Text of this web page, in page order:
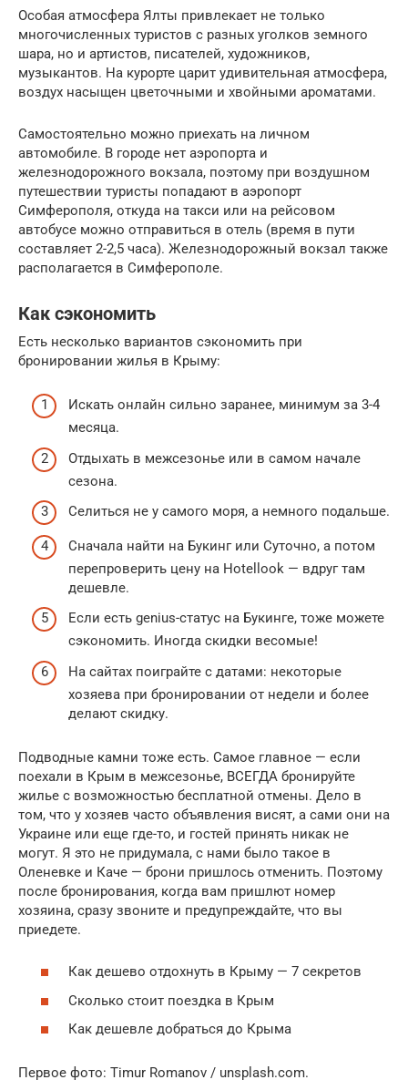
Особая атмосфера Ялты привлекает не только
многочисленных туристов с разных уголков земного
шара, но и артистов, писателей, художников,
музыкантов. На курорте царит удивительная атмосфера,
воздух насыщен цветочными и хвойными ароматами.
Самостоятельно можно приехать на личном
автомобиле. В городе нет аэропорта и
железнодорожного вокзала, поэтому при воздушном
путешествии туристы попадают в аэропорт
Симферополя, откуда на такси или на рейсовом
автобусе можно отправиться в отель (время в пути
составляет 2-2,5 часа). Железнодорожный вокзал также
располагается в Симферополе.
Как сэкономить
Есть несколько вариантов сэкономить при
бронировании жилья в Крыму:
Искать онлайн сильно заранее, минимум за 3-4
месяца.
Отдыхать в межсезонье или в самом начале
сезона.
Селиться не у самого моря, а немного подальше.
Сначала найти на Букинг или Суточно, а потом
перепроверить цену на Hotellook — вдруг там
дешевле.
Если есть genius-статус на Букинге, тоже можете
сэкономить. Иногда скидки весомые!
На сайтах поиграйте с датами: некоторые
хозяева при бронировании от недели и более
делают скидку.
Подводные камни тоже есть. Самое главное — если
поехали в Крым в межсезонье, ВСЕГДА бронируйте
жилье с возможностью бесплатной отмены. Дело в
том, что у хозяев часто объявления висят, а сами они на
Украине или еще где-то, и гостей принять никак не
могут. Я это не придумала, с нами было такое в
Оленевке и Каче — брони пришлось отменить. Поэтому
после бронирования, когда вам пришлют номер
хозяина, сразу звоните и предупреждайте, что вы
приедете.
Как дешево отдохнуть в Крыму — 7 секретов
Сколько стоит поездка в Крым
Как дешевле добраться до Крыма
Первое фото: Timur Romanov / unsplash.com.